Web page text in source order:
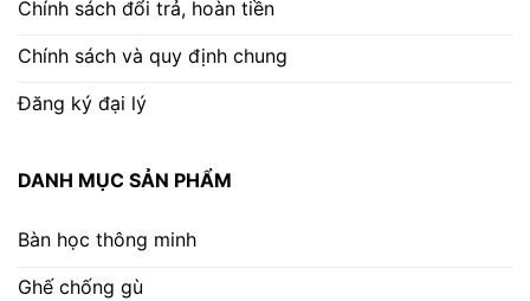
Chính sách đổi trả, hoàn tiền
Chính sách và quy định chung
Đăng ký đại lý
DANH MỤC SẢN PHẨM
Bàn học thông minh
Ghế chống gù